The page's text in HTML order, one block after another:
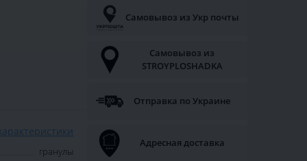
гранулы
Самовывоз из Укр почты
Самовывоз из
STROYPLOSHADKA
Отправка по Украине
Адресная доставка